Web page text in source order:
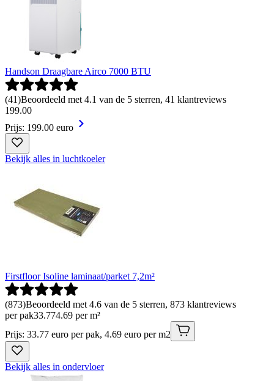
Handson Draagbare Airco 7000 BTU
(41)Beoordeeld met 4.1 van de 5 sterren, 41 klantreviews
199.00
Prijs: 199.00 euro
Bekijk alles in luchtkoeler
Firstfloor Isoline laminaat/parket 7,2m²
(873)Beoordeeld met 4.6 van de 5 sterren, 873 klantreviews
per pak33.774.69 per m²
Prijs: 33.77 euro per pak, 4.69 euro per m2
Bekijk alles in ondervloer